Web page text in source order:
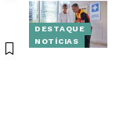
DESTAQUE
NOTÍCIAS